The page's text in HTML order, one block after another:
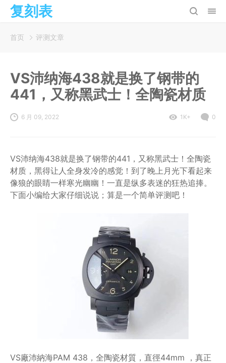
复刻表
首页 评测文章
VS沛纳海438就是换了钢带的
441，又称黑武士！全陶瓷材质
6 月 09, 2022 1K+ 0
VS沛纳海438就是换了钢带的441，又称黑武士！全陶瓷
材质，黑得让人全身发冷的感觉！到了晚上月光下看起来
像狼的眼睛一样寒光幽幽！一直是纵多表迷的狂热追捧。
下面小编给大家仔细说说；算是一个简单评测吧！
VS廠沛納海PAM 438，全陶瓷材質，直徑44mm ，真正